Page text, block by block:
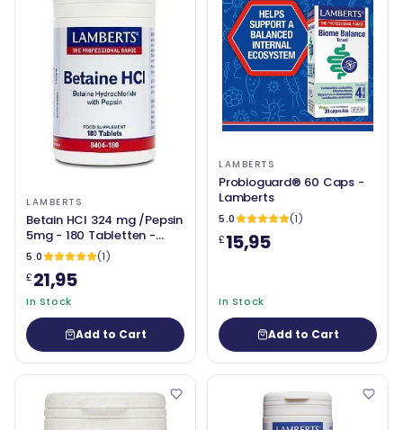
LAMBERTS
Betain HCl 324 mg /Pepsin
5mg - 180 Tabletten -
Lamberts
5.0
(1)
£21,95
In Stock
Add to Cart
LAMBERTS
Probioguard® 60 Caps -
Lamberts
5.0
(1)
£15,95
In Stock
Add to Cart